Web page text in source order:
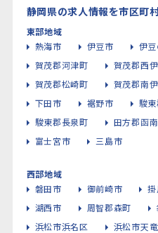
静岡県の求人情報を市区町
東部地域
熱海市
伊豆市 伊
賀茂郡河津町
賀茂郡西
賀茂郡松崎町
賀茂郡南
下田市
裾野市 駿
駿東郡長泉町
田方郡函
富士宮市
三島市
西部地域
磐田市
御前崎市
湖西市
周智郡森町
浜松市浜名区
浜松市天